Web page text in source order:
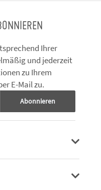
Ihrer
und jederzeit
zu Ihrem
E-Mail zu.
Abonnieren